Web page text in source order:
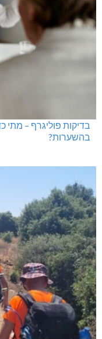
בדיקות פוליגרף –
בהשערות?